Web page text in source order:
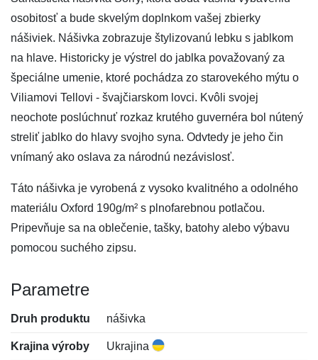
osobitosť a bude skvelým doplnkom vašej zbierky
nášiviek. Nášivka zobrazuje štylizovanú lebku s jablkom
na hlave. Historicky je výstrel do jablka považovaný za
špeciálne umenie, ktoré pochádza zo starovekého mýtu o
Viliamovi Tellovi - švajčiarskom lovci. Kvôli svojej
neochote poslúchnuť rozkaz krutého guvernéra bol nútený
streliť jablko do hlavy svojho syna. Odvtedy je jeho čin
vnímaný ako oslava za národnú nezávislosť.
Táto nášivka je vyrobená z vysoko kvalitného a odolného
materiálu Oxford 190g/m² s plnofarebnou potlačou.
Pripevňuje sa na oblečenie, tašky, batohy alebo výbavu
pomocou suchého zipsu.
Parametre
Druh produktu nášivka
Krajina výroby Ukrajina